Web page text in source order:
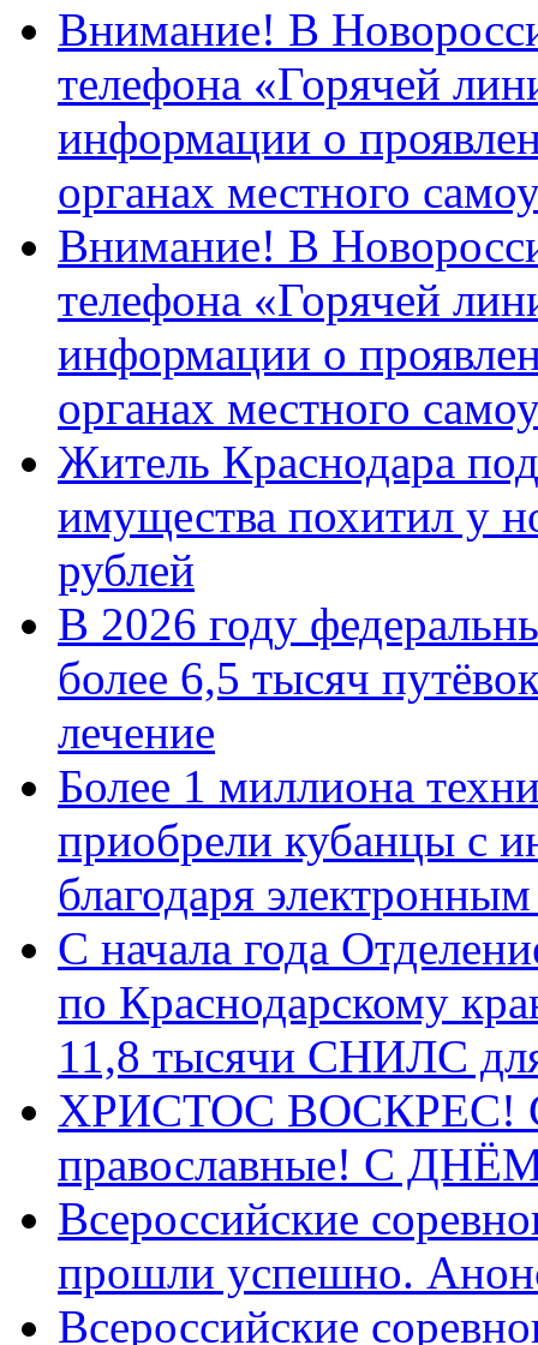
Внимание! В
телефона «Горячей
информации о
органах местного
Внимание! В
телефона «Горячей
информации о
органах местного
Житель Краснодара
имущества похитил у
рублей
В 2026 году
более 6,5 тысяч
лечение
Более 1 миллиона
приобрели кубанцы с
благодаря
С начала года
по Краснодарскому
11,8 тысячи СНИЛС
ХРИСТОС ВОСКРЕС! С
православные! C
Всероссийские
прошли успешно.
Всероссийские